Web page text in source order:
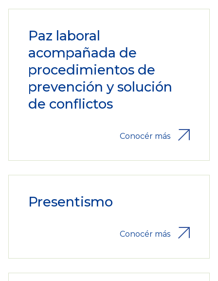
Paz laboral
acompañada de
procedimientos de
prevención y solución
de conflictos
Conocér más
Presentismo
Conocér más